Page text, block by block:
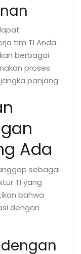
tim TI Anda.
berbagai
proses
panjang.
Ada
sebagai
TI yang
bahwa
dengan